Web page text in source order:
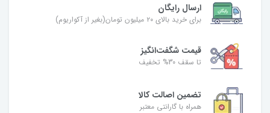
ارسال رایگان
برای خرید بالای ۲۰ میلیون تومان(بغیر از آکواریوم)
قیمت شگفت‌انگیز
تا سقف 30% تخفیف
تضمین اصالت کالا
همراه با گارانتی معتبر